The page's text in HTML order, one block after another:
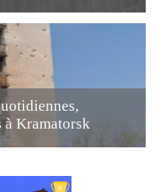
à Kramatorsk